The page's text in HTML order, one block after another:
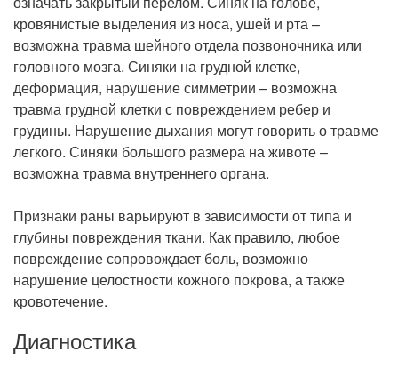
кровянистые выделения из носа, ушей и рта –
возможна травма шейного отдела позвоночника или
головного мозга. Синяки на грудной клетке,
деформация, нарушение симметрии – возможна
травма грудной клетки с повреждением ребер и
грудины. Нарушение дыхания могут говорить о травме
легкого. Синяки большого размера на животе –
возможна травма внутреннего органа.
Признаки раны варьируют в зависимости от типа и
глубины повреждения ткани. Как правило, любое
повреждение сопровождает боль, возможно
нарушение целостности кожного покрова, а также
кровотечение.
Диагностика